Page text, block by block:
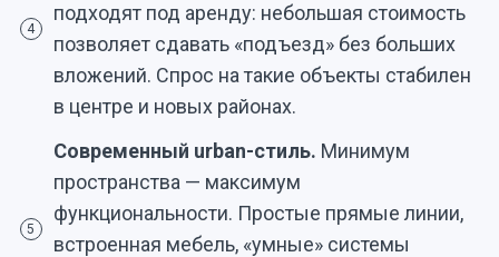
4
подходят под аренду: небольшая стоимость
позволяет сдавать «подъезд» без больших
вложений. Спрос на такие объекты стабилен
в центре и новых районах.
5
Современный urban-стиль. Минимум
пространства — максимум
функциональности. Простые прямые линии,
встроенная мебель, «умные» системы